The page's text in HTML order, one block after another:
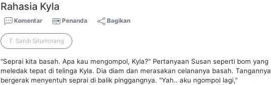
Rahasia Kyla
Komentar Penanda Bagikan
T. Sandi Situmorang
"Seprai kita basah. Apa kau mengompol, Kyla?" Pertanyaan Susan seperti bom yang
meledak tepat di telinga Kyla. Dia diam dan merasakan celananya basah. Tangannya
bergerak menyentuh seprai di balik pinggangnya. "Yah.. aku ngompol lagi,"